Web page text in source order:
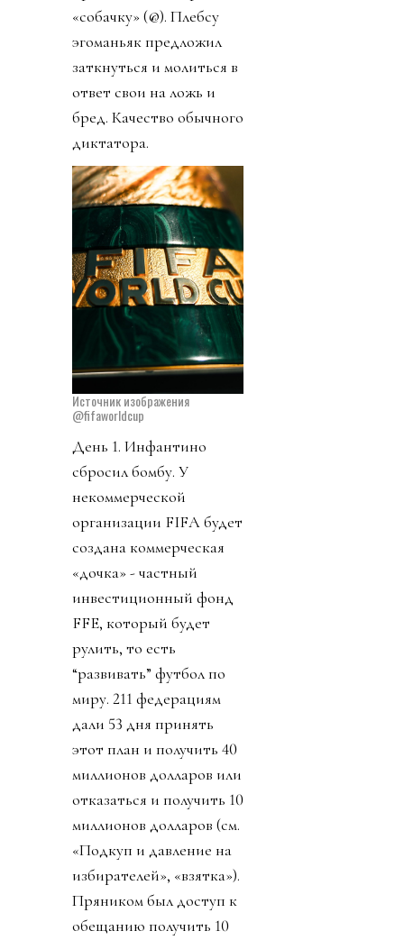
«собачку» (@). Плебсу
эгоманьяк предложил
заткнуться и молиться в
ответ свои на ложь и
бред. Качество обычного
диктатора.
Источник изображения
@fifaworldcup
День 1. Инфантино
сбросил бомбу. У
некоммерческой
организации FIFA будет
создана коммерческая
«дочка» - частный
инвестиционный фонд
FFE, который будет
рулить, то есть
“развивать” футбол по
миру. 211 федерациям
дали 53 дня принять
этот план и получить 40
миллионов долларов или
отказаться и получить 10
миллионов долларов (см.
«Подкуп и давление на
избирателей», «взятка»).
Пряником был доступ к
обещанию получить 10